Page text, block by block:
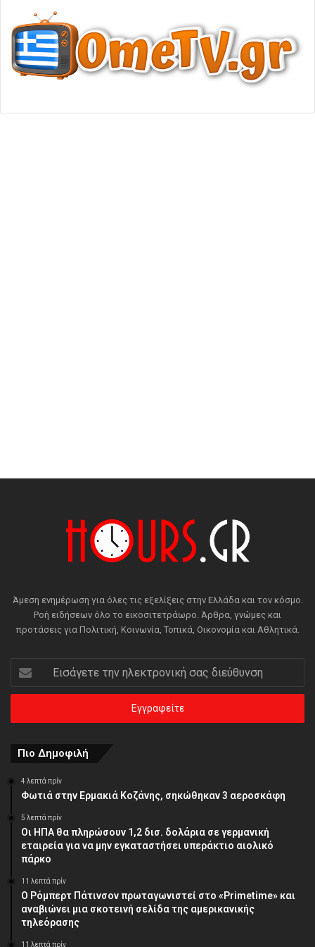
Άμεση ενημέρωση για όλες τις εξελίξεις στην Ελλάδα και τον κόσμο.
Ροή ειδήσεων όλο το εικοσιτετράωρο. Άρθρα, γνώμες και
προτάσεις για Πολιτική, Κοινωνία, Τοπικά, Οικονομία και Αθλητικά.
Εισάγετε
την
ηλεκτρονική
διεύθυνση
Πιο Δημοφιλή
4 λεπτά πρίν
Φωτιά στην Ερμακιά Κοζάνης, σηκώθηκαν 3 αεροσκάφη
5 λεπτά πρίν
Οι ΗΠΑ θα πληρώσουν 1,2 δισ. δολάρια σε γερμανική
εταιρεία για να μην εγκαταστήσει υπεράκτιο αιολικό
πάρκο
11 λεπτά πρίν
Ο Ρόμπερτ Πάτινσον πρωταγωνιστεί στο «Primetime» και
αναβιώνει μια σκοτεινή σελίδα της αμερικανικής
τηλεόρασης
11 λεπτά πρίν